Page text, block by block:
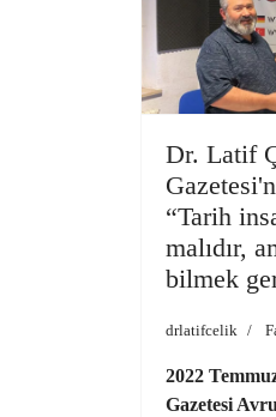
Dr. Latif
“Tarih
malıdır,
bilmek
drlatifcelik
2022
Gazetesi